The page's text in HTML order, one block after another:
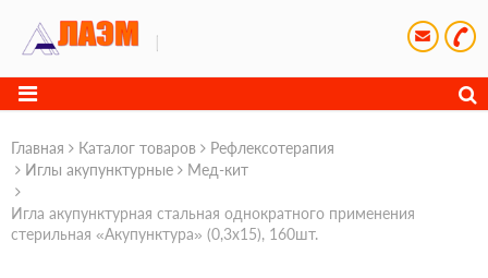
Главная Каталог товаров
Рефлексотерапия
Иглы акупунктурные
Meд-кит
Игла акупунктурная стальная однократного применения
стерильная «Акупунктура» (0,3х15), 160шт.